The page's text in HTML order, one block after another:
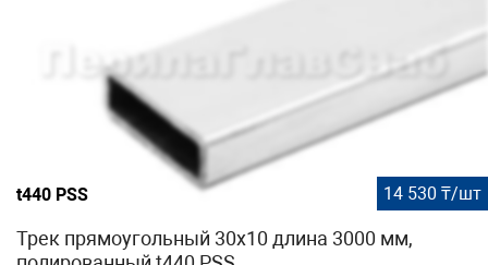
t440 PSS 14 530 ₸/шт
Трек прямоугольный 30х10 длина 3000 мм,